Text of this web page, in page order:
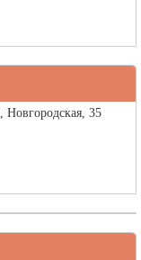
Новгородская, 35